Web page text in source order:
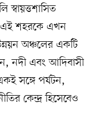
এই শহরকে এখন
অঞ্চলের একটি
নদী এবং আদিবাসী
সঙ্গে পর্যটন,
কেন্দ্র হিসেবেও